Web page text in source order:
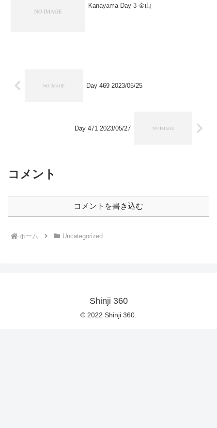
Kanayama Day 3 金山
Day 469 2023/05/25
Day 471 2023/05/27
コメント
コメントを書き込む
ホーム Uncategorized
Shinji 360
© 2022 Shinji 360.